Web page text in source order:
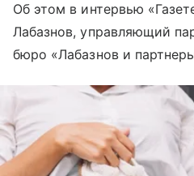
Об этом в интервью
Лабазнов, управляющий
бюро «Лабазнов и